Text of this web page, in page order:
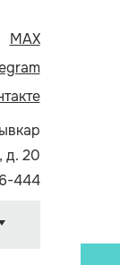
MAX
д. 20
444